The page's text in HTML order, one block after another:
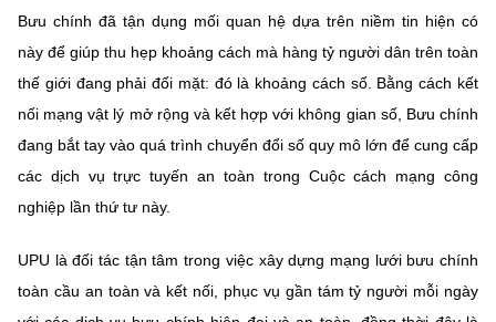
Bưu chính đã tận dụng mối quan hệ dựa trên niềm tin hiện có
này để giúp thu hẹp khoảng cách mà hàng tỷ người dân trên toàn
thế giới đang phải đối mặt: đó là khoảng cách số. Bằng cách kết
nối mạng vật lý mở rộng và kết hợp với không gian số, Bưu chính
đang bắt tay vào quá trình chuyển đổi số quy mô lớn để cung cấp
các dịch vụ trực tuyến an toàn trong Cuộc cách mạng công
nghiệp lần thứ tư này.
UPU là đối tác tận tâm trong việc xây dựng mạng lưới bưu chính
toàn cầu an toàn và kết nối, phục vụ gần tám tỷ người mỗi ngày